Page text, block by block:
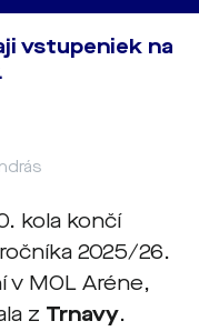
vstupeniek na
kola končí
2025/26.
v MOL Aréne,
z Trnavy.